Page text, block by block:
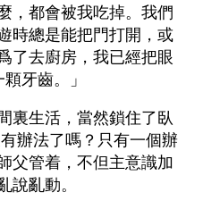
，都會被我吃掉。我們
時總是能把門打開，或
了去廚房，我已經把眼
牙齒。」
裏生活，當然鎖住了臥
辦法了嗎？只有一個辦
父管着，不但主意識加
說亂動。